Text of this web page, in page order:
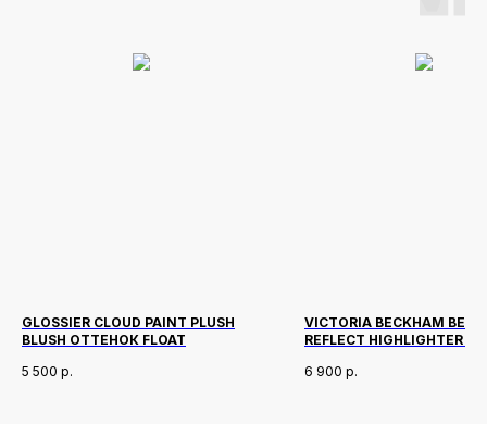
GLOSSIER CLOUD PAINT PLUSH
BLUSH ОТТЕНОК FLOAT
5 500 р.
VICTORIA BECKHAM
REFLECT HIGHLIGHTER
6 900 р.